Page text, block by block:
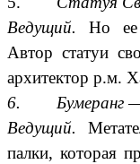
Ведущий. Но ее
Автор статуи
архитектор р.м.
6. Бумеранг —
Ведущий.
палки, которая